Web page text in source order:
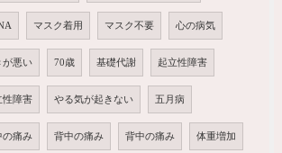
マスク着用 マスク不要 心の病気
が悪い 70歳 基礎代謝 起立性障害
性障害 やる気が起きない 五月病
の痛み 背中の痛み 背中の痛み 体重増加